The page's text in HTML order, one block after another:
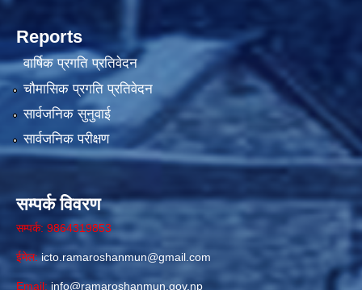
Reports
वार्षिक प्रगति प्रतिवेदन
चौमासिक प्रगति प्रतिवेदन
सार्वजनिक सुनुवाई
सार्वजनिक परीक्षण
सम्पर्क विवरण
सम्पर्क: 9864319853
ईमेल:icto.ramaroshanmun@gmail.com
Email: info@ramaroshanmun.gov.np